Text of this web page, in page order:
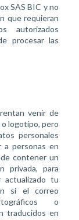
SAS BIC y no
que requieran
autorizados
procesar las
venir de
o logotipo, pero
personales
personas en
contener un
privada, para
actualizado tu
si el correo
o
traducidos en